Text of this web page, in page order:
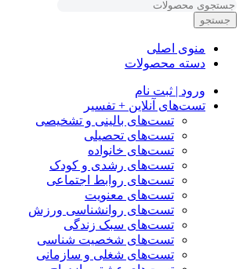
جستجو
منوی اصلی
دسته محصولات
ورود | ثبت نام
تست‌های آنلاین + تفسیر
تست‌های بالینی و تشخیصی
تست‌های تحصیلی
تست‌های خانواده
تست‌های رشدی و کودک
تست‌های روابط اجتماعی
تست‌های معنویت
تست‌های روانشناسی ورزش
تست‌های سبک زندگی
تست‌های شخصیت شناسی
تست‌های شغلی و سازمانی